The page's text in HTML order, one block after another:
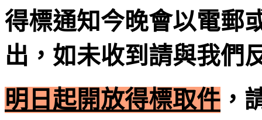
得標通知今晚會以電郵
出，如未收到請與我們
明日起開放得標取件 ，